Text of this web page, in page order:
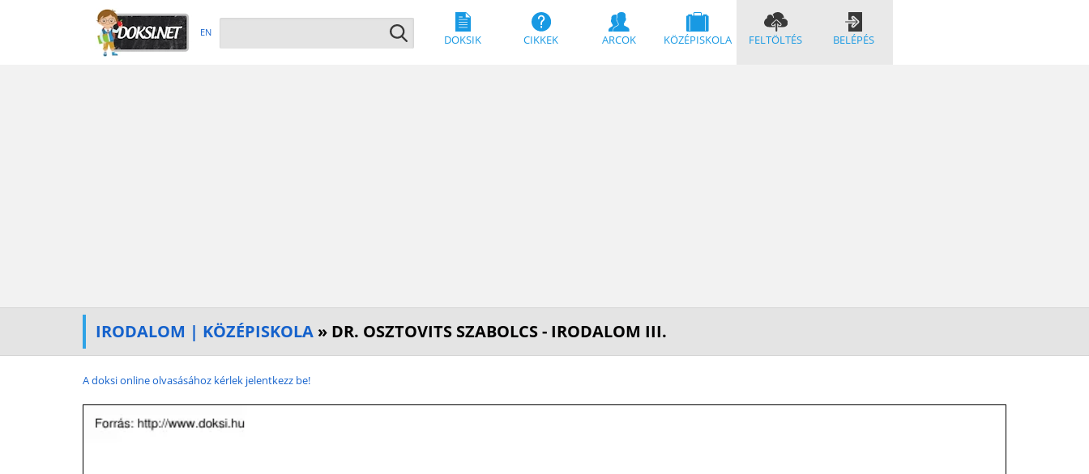
EN
DOKSIK CIKKEK ARCOK KÖZÉPISKOLA FELTÖLTÉS BELÉPÉS
IRODALOM | KÖZÉPISKOLA » DR. OSZTOVITS SZABOLCS - IRODALOM III.
A doksi online olvasásához kérlek jelentkezz be!